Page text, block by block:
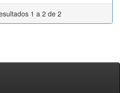
1 a 2 de 2